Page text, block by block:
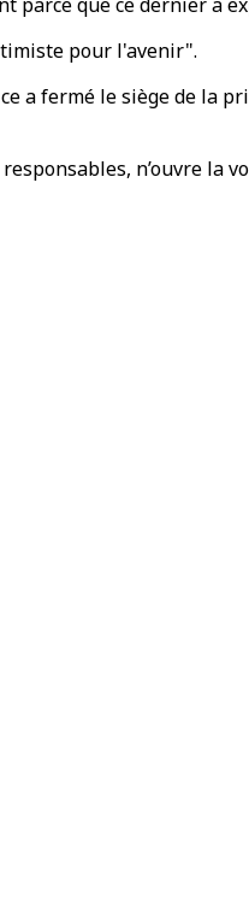
pour l'avenir".
a fermé le siège de la
n’ouvre la